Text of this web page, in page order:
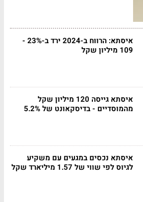
איסתא: הרווח ב-2024 ירד ב-23% -
109 מיליון שקל
איסתא גייסה 120 מיליון שקל
מהמוסדיים - בדיסקאונט של 5.2%
איסתא נכסים במגעים עם משקיע
לגיוס לפי שווי של 1.57 מיליארד שקל